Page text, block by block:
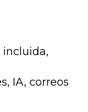
IA, correos